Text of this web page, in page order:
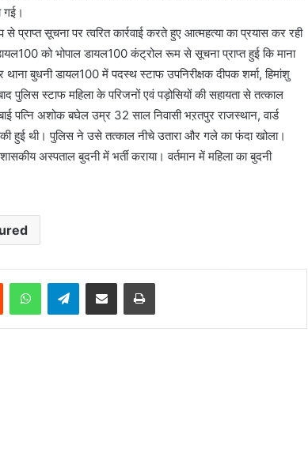
गई।
सूचना पर त्वरित कार्रवाई करते हुए आत्महत्या का प्रयास कर रही
को भोपाल डायल100 कंट्रोल रूम से सूचना प्राप्त हुई कि माना
बुधनी डायल100 में पदस्थ स्टाफ उपनिरीक्षक दीपक शर्मा, हिमांशु
स्टाफ महिला के परिजनों एवं पड़ोसियों की सहायता से तत्काल
पत्नि अशोक बघेल उम्र 32 साल निवासी भऱतपुर राजस्थान, वार्ड
हुई थी। पुलिस ने उसे तत्काल नीचे उतारा और गले का फंदा खोला।
अस्पताल बुदनी में भर्ती कराया। वर्तमान में महिला का बुदनी
Telegram